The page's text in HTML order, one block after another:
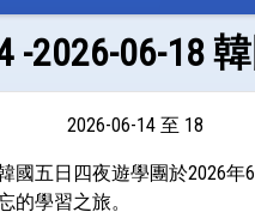
-2026-06-18
2026-06-14 至 18
國五日四夜遊學團於2026年
的學習之旅。